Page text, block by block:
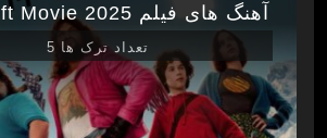
آهنگ های فیلم A Minecraft Movie 2025
تعداد ترک ها 5